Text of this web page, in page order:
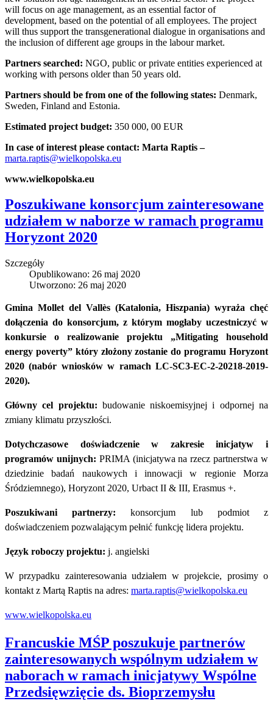
will focus on age management, as an essential factor of
development, based on the potential of all employees. The project
will thus support the transgenerational dialogue in organisations and
the inclusion of different age groups in the labour market.
Partners searched: NGO, public or private entities experienced at
working with persons older than 50 years old.
Partners should be from one of the following states: Denmark,
Sweden, Finland and Estonia.
Estimated project budget: 350 000, 00 EUR
In case of interest please contact: Marta Raptis –
marta.raptis@wielkopolska.eu
www.wielkopolska.eu
Poszukiwane konsorcjum zainteresowane
udziałem w naborze w ramach programu
Horyzont 2020
Szczegóły
Opublikowano: 26 maj 2020
Utworzono: 26 maj 2020
Gmina Mollet del Vallès (Katalonia, Hiszpania) wyraża chęć
dołączenia do konsorcjum, z którym mogłaby uczestniczyć w
konkursie o realizowanie projektu „Mitigating household
energy poverty” który złożony zostanie do programu Horyzont
2020 (nabór wniosków w ramach LC-SC3-EC-2-20218-2019-
2020).
Główny cel projektu: budowanie niskoemisyjnej i odpornej na
zmiany klimatu przyszłości.
Dotychczasowe doświadczenie w zakresie inicjatyw i
programów unijnych: PRIMA (inicjatywa na rzecz partnerstwa w
dziedzinie badań naukowych i innowacji w regionie Morza
Śródziemnego), Horyzont 2020, Urbact II & III, Erasmus +.
Poszukiwani partnerzy:konsorcjum lub podmiot z
doświadczeniem pozwalającym pełnić funkcję lidera projektu.
Język roboczy projektu: j. angielski
W przypadku zainteresowania udziałem w projekcie, prosimy o
kontakt z Martą Raptis na adres: marta.raptis@wielkopolska.eu
www.wielkopolska.eu
Francuskie MŚP poszukuje partnerów
zainteresowanych wspólnym udziałem w
naborach w ramach inicjatywy Wspólne
Przedsięwzięcie ds. Bioprzemysłu